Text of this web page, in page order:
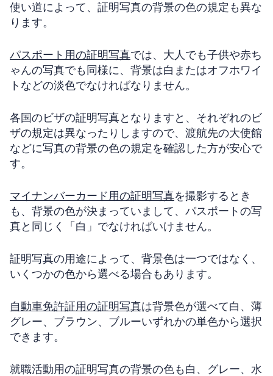
使い道によって、証明写真の背景の色の規定も異な
ります。
パスポート用の証明写真では、大人でも子供や赤ち
ゃんの写真でも同様に、背景は白またはオフホワイ
トなどの淡色でなければなりません。
各国のビザの証明写真となりますと、それぞれのビ
ザの規定は異なったりしますので、渡航先の大使館
などに写真の背景の色の規定を確認した方が安心で
す。
マイナンバーカード用の証明写真を撮影するとき
も、背景の色が決まっていまして、パスポートの写
真と同じく「白」でなければいけません。
証明写真の用途によって、背景色は一つではなく、
いくつかの色から選べる場合もあります。
自動車免許証用の証明写真は背景色が選べて白、薄
グレー、ブラウン、ブルーいずれかの単色から選択
できます。
就職活動用の証明写真の背景の色も白、グレー、水